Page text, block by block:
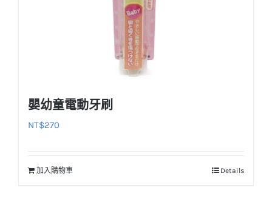
嬰幼童電動牙刷
NT$270
加入購物車 Details